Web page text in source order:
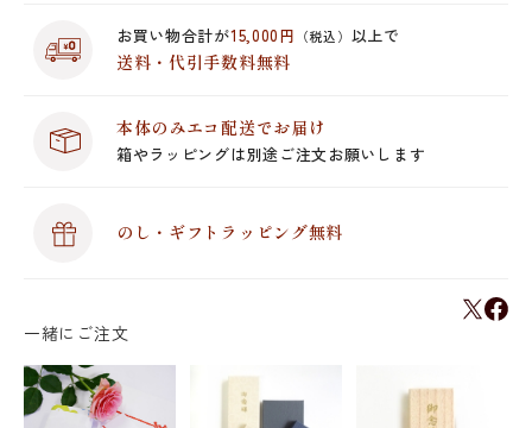
お買い物合計が15,000円 （税込） 以上で
送料・代引手数料無料
本体のみエコ配送でお届け
箱やラッピングは別途ご注文お願いします
のし・ギフトラッピング無料
一緒にご注文